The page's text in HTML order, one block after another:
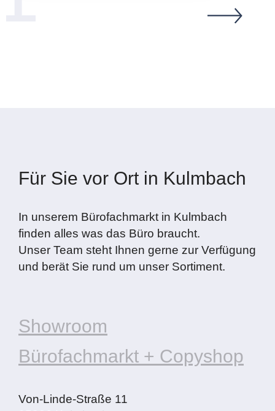
Für Sie vor Ort in Kulmbach
In unserem Bürofachmarkt in Kulmbach
finden alles was das Büro braucht.
Unser Team steht Ihnen gerne zur Verfügung
und berät Sie rund um unser Sortiment.
Showroom
Bürofachmarkt + Copyshop
Von-Linde-Straße 11